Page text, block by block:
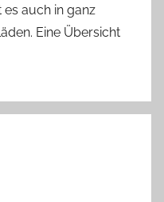
es auch in ganz
Eine Übersicht